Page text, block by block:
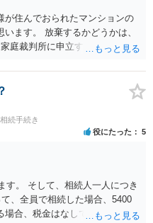
が住んでおられたマンションの
ます。 放棄するかどうかは、
庭裁判所に申立すれば3カ月の
す。 銀行やサラ金が数年も放置
借金が発見される可能性はほぼ
棄を検討していた案件で、期間
る過払金など相当な財産が見
ました。
続手続き
役にたった 5
す。 そして、相続人一人につき
、全員で相続した場合、5400
場合、税金はなしです。 一人が